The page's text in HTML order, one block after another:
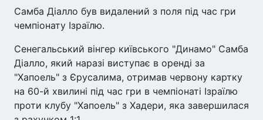
Самба Діалло був видалений з поля під час гри
чемпіонату Ізраїлю.
Сенегальський вінгер київського "Динамо" Самба
Діалло, який наразі виступає в оренді за
"Хапоель" з Єрусалима, отримав червону картку
на 60-й хвилині під час гри в чемпіонаті Ізраїлю
проти клубу "Хапоель" з Хадери, яка завершилася